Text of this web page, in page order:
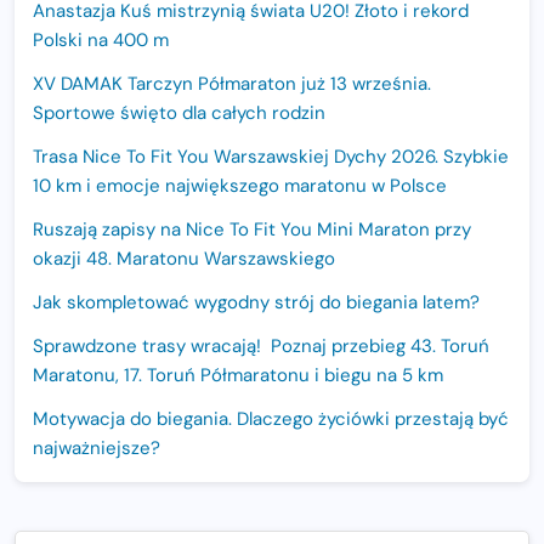
Anastazja Kuś mistrzynią świata U20! Złoto i rekord
Polski na 400 m
XV DAMAK Tarczyn Półmaraton już 13 września.
Sportowe święto dla całych rodzin
Trasa Nice To Fit You Warszawskiej Dychy 2026. Szybkie
10 km i emocje największego maratonu w Polsce
Ruszają zapisy na Nice To Fit You Mini Maraton przy
okazji 48. Maratonu Warszawskiego
Jak skompletować wygodny strój do biegania latem?
Sprawdzone trasy wracają! Poznaj przebieg 43. Toruń
Maratonu, 17. Toruń Półmaratonu i biegu na 5 km
Motywacja do biegania. Dlaczego życiówki przestają być
najważniejsze?